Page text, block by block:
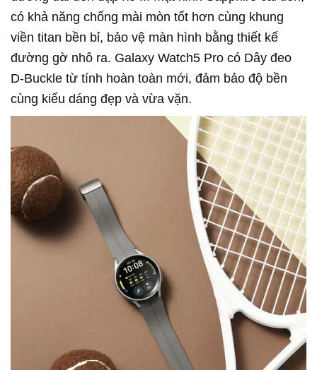
có khả năng chống mài mòn tốt hơn cùng khung
viền titan bền bỉ, bảo vệ màn hình bằng thiết kế
đường gờ nhô ra. Galaxy Watch5 Pro có Dây đeo
D-Buckle từ tính hoàn toàn mới, đảm bảo độ bền
cùng kiểu dáng đẹp và vừa vặn.